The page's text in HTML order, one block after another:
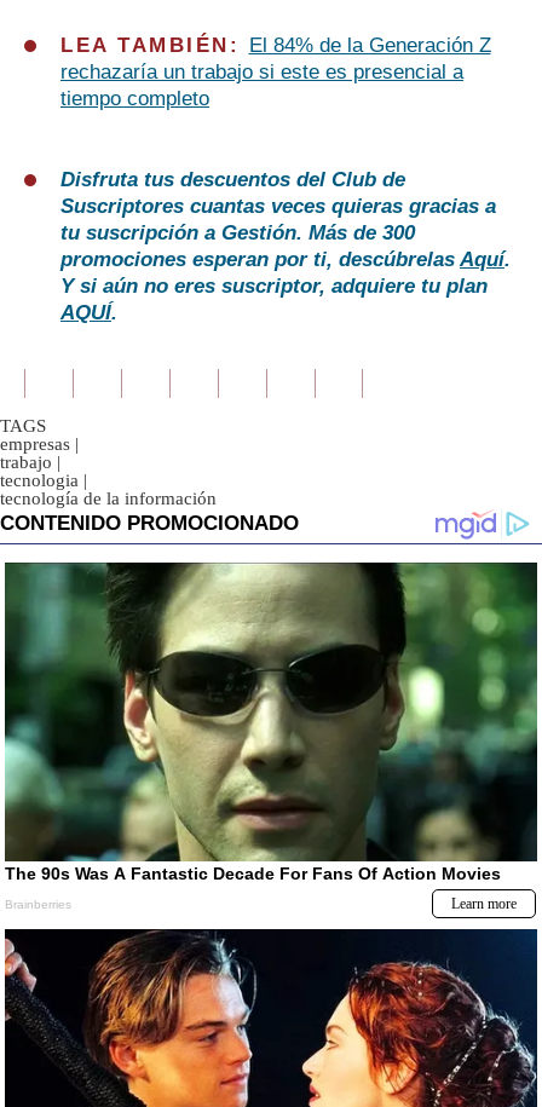
LEA TAMBIÉN:
El 84% de la Generación Z
rechazaría un trabajo si este es presencial a
tiempo completo
Disfruta tus descuentos del Club de
Suscriptores cuantas veces quieras gracias a
tu suscripción a Gestión. Más de 300
promociones esperan por ti, descúbrelasAquí.
Y si aún no eres suscriptor, adquiere tu plan
AQUÍ.
TAGS
empresas |
trabajo |
tecnologia |
tecnología de la información